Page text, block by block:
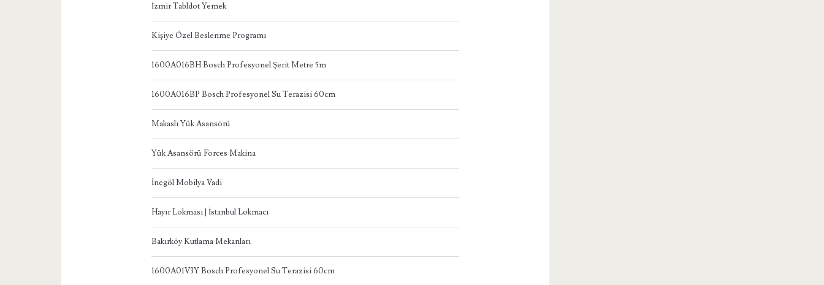
İzmir Tabldot Yemek
Kişiye Özel Beslenme Programı
1600A016BH Bosch Profesyonel Şerit Metre 5m
1600A016BP Bosch Profesyonel Su Terazisi 60cm
Makaslı Yük Asansörü
Yük Asansörü Forces Makina
İnegöl Mobilya Vadi
Hayır Lokması | İstanbul Lokmacı
Bakırköy Kutlama Mekanları
1600A01V3Y Bosch Profesyonel Su Terazisi 60cm